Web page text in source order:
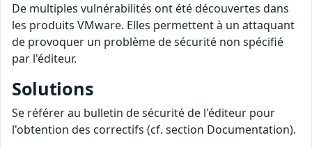
De multiples vulnérabilités ont été découvertes dans
les produits VMware. Elles permettent à un attaquant
de provoquer un problème de sécurité non spécifié
par l'éditeur.
Solutions
Se référer au bulletin de sécurité de l'éditeur pour
l'obtention des correctifs (cf. section Documentation).